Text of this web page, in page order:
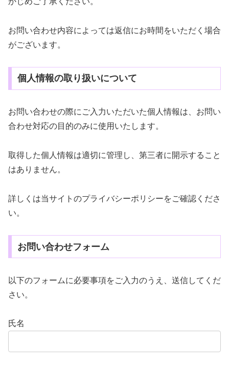
お問い合わせ内容によっては返信にお時間をいただく場合
がございます。
個人情報の取り扱いについて
お問い合わせの際にご入力いただいた個人情報は、お問い
合わせ対応の目的のみに使用いたします。
取得した個人情報は適切に管理し、第三者に開示すること
はありません。
詳しくは当サイトのプライバシーポリシーをご確認くださ
い。
お問い合わせフォーム
以下のフォームに必要事項をご入力のうえ、送信してくだ
さい。
氏名